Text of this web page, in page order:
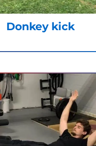
Donkey kick